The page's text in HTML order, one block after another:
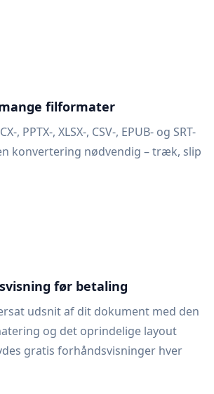
filformater
, PPTX-, XLSX-, CSV-, EPUB- og SRT-
konvertering nødvendig – træk, slip
før betaling
udsnit af dit dokument med den
og det oprindelige layout
gratis forhåndsvisninger hver